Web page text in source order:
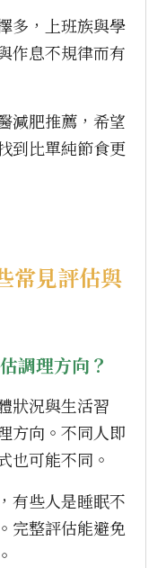
多，上班族與學
作息不規律而有
減肥推薦，希望
到比單純節食更
常見評估與
調理方向？
狀況與生活習
方向。不同人即
也可能不同。
有些人是睡眠不
完整評估能避免